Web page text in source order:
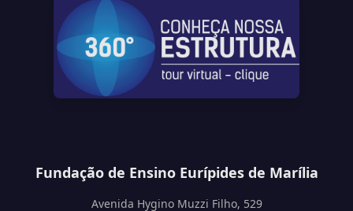
Fundação de Ensino Eurípides de Marília
Avenida Hygino Muzzi Filho, 529